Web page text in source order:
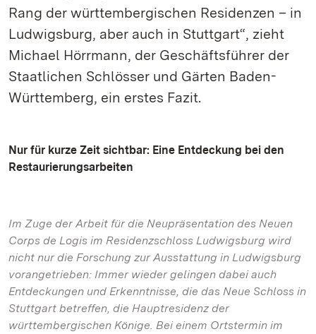
Rang der württembergischen Residenzen – in
Ludwigsburg, aber auch in Stuttgart“, zieht
Michael Hörrmann, der Geschäftsführer der
Staatlichen Schlösser und Gärten Baden-
Württemberg, ein erstes Fazit.
Nur für kurze Zeit sichtbar: Eine Entdeckung bei den
Restaurierungsarbeiten
Im Zuge der Arbeit für die Neupräsentation des Neuen
Corps de Logis im Residenzschloss Ludwigsburg wird
nicht nur die Forschung zur Ausstattung in Ludwigsburg
vorangetrieben: Immer wieder gelingen dabei auch
Entdeckungen und Erkenntnisse, die das Neue Schloss in
Stuttgart betreffen, die Hauptresidenz der
württembergischen Könige. Bei einem Ortstermin im